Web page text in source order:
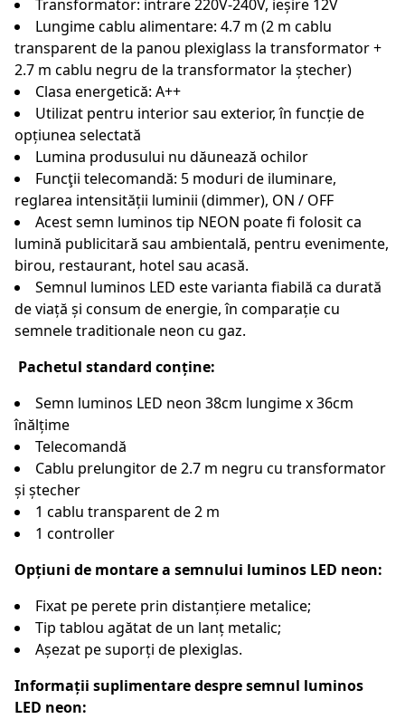
Transformator: intrare 220V-240V, ieșire 12V
Lungime cablu alimentare: 4.7 m (2 m cablu
transparent de la panou plexiglass la transformator +
2.7 m cablu negru de la transformator la ștecher)
Clasa energetică: A++
Utilizat pentru interior sau exterior, în funcție de
opțiunea selectată
Lumina produsului nu dăunează ochilor
Funcţii telecomandă: 5 moduri de iluminare,
reglarea intensității luminii (dimmer), ON / OFF
Acest semn luminos tip NEON poate fi folosit ca
lumină publicitară sau ambientală, pentru evenimente,
birou, restaurant, hotel sau acasă.
Semnul luminos LED este varianta fiabilă ca durată
de viață și consum de energie, în comparație cu
semnele traditionale neon cu gaz.
Pachetul standard conține:
Semn luminos LED neon 38cm lungime x 36cm
înălțime
Telecomandă
Cablu prelungitor de 2.7 m negru cu transformator
și ștecher
1 cablu transparent de 2 m
1 controller
Opțiuni de montare a semnului luminos LED neon:
Fixat pe perete prin distanțiere metalice;
Tip tablou agătat de un lanț metalic;
Așezat pe suporți de plexiglas.
Informații suplimentare despre semnul luminos
LED neon: